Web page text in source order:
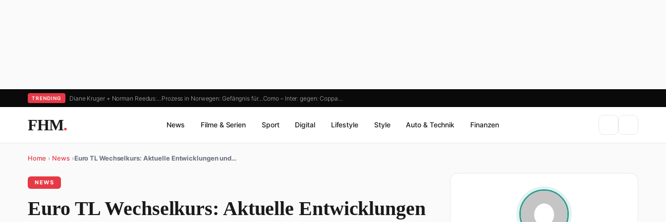
TRENDING Diane Kruger + Norman Reedus:… Prozess in Norwegen: Gefängnis für… Como – Inter: gegen: Coppa…
FHM. News Filme & Serien Sport Digital Lifestyle Style Auto & Technik Finanzen
Home › News ›Euro TL Wechselkurs: Aktuelle Entwicklungen und…
NEWS
Euro TL Wechselkurs: Aktuelle Entwicklungen